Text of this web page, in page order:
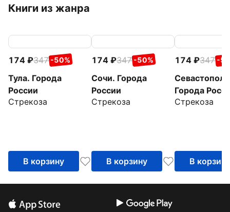
Книги из жанра
174 347 -50%
Тула. Города
России
Стрекоза
В корзину
174 347 -50%
Сочи. Города
России
Стрекоза
В корзину
174 347 -
Города
Стрекоза
В корзину